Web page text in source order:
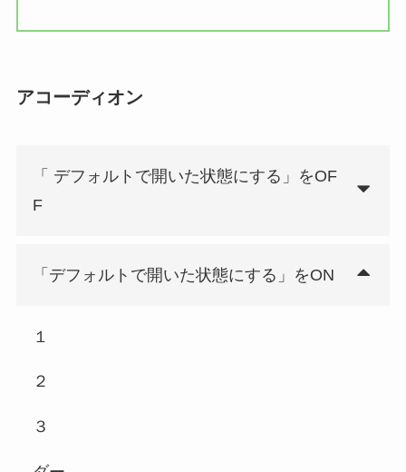
アコーディオン
「 デフォルトで開いた状態にする」をOF
F
「デフォルトで開いた状態にする」をON
１
２
３